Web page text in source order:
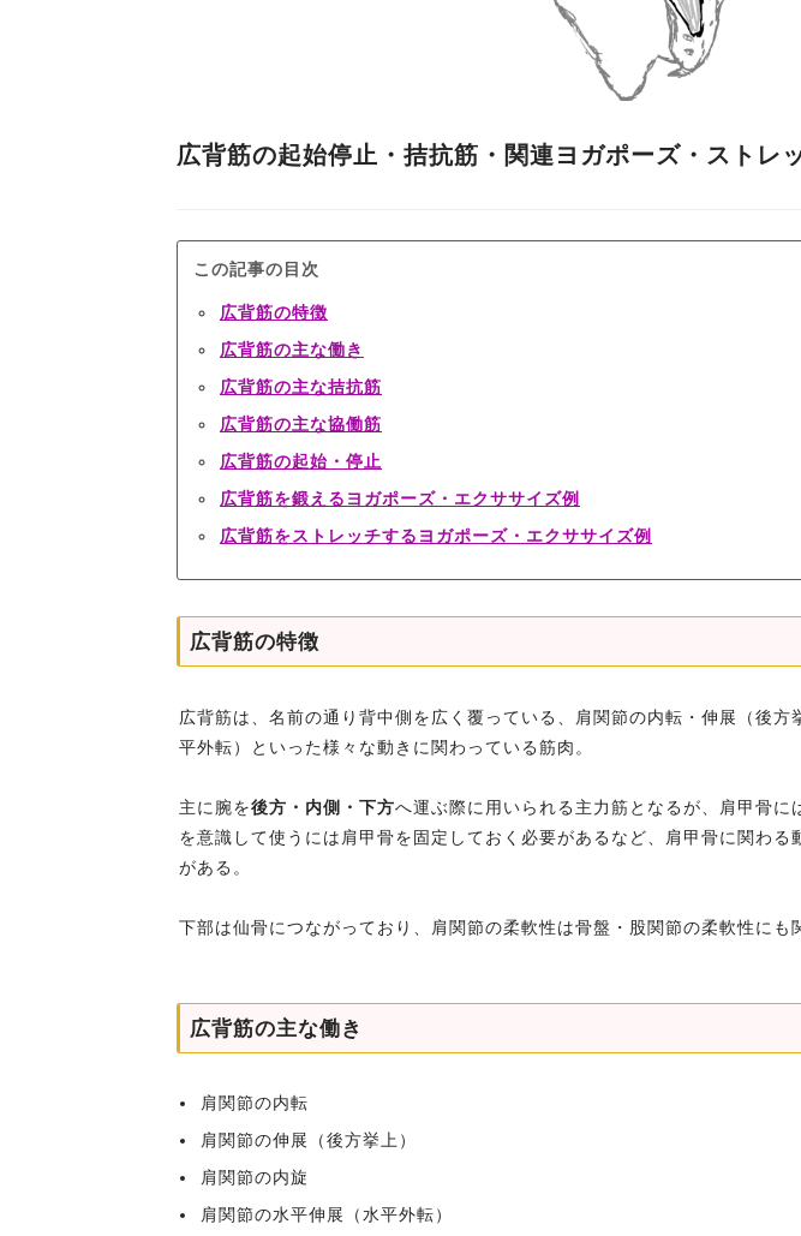
広背筋の起始停止・拮抗筋・関連ヨガポーズ・ストレ
この記事の目次
広背筋の特徴
広背筋の主な働き
広背筋の主な拮抗筋
広背筋の主な協働筋
広背筋の起始・停止
広背筋を鍛えるヨガポーズ・エクササイズ例
広背筋をストレッチするヨガポーズ・エクササイズ例
広背筋の特徴
広背筋は、名前の通り背中側を広く覆っている、肩関節の内転・伸展（後方
平外転）といった様々な動きに関わっている筋肉。
主に腕を後方・内側・下方へ運ぶ際に用いられる主力筋となるが、肩甲骨に
を意識して使うには肩甲骨を固定しておく必要があるなど、肩甲骨に関わる
がある。
下部は仙骨につながっており、肩関節の柔軟性は骨盤・股関節の柔軟性にも
広背筋の主な働き
肩関節の内転
肩関節の伸展（後方挙上）
肩関節の内旋
肩関節の水平伸展（水平外転）